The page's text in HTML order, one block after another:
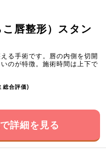
唇整形）スタン
る手術です。唇の内側を切開
のが特徴。施術時間は上下で
総合評価)
詳細を見る